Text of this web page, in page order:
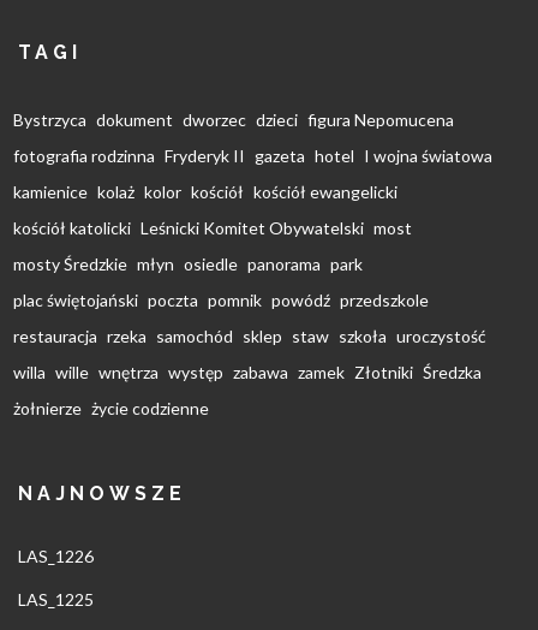
TAGI
Bystrzyca dokument dworzec dzieci figura Nepomucena
fotografia rodzinna Fryderyk II gazeta hotel I wojna światowa
kamienice kolaż kolor kościół kościół ewangelicki
kościół katolicki Leśnicki Komitet Obywatelski most
mosty Średzkie młyn osiedle panorama park
plac świętojański poczta pomnik powódź przedszkole
restauracja rzeka samochód sklep staw szkoła uroczystość
willa wille wnętrza występ zabawa zamek Złotniki Średzka
żołnierze życie codzienne
NAJNOWSZE
LAS_1226
LAS_1225